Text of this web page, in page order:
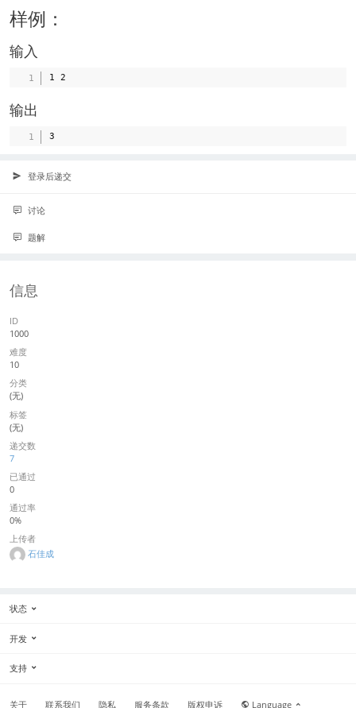
样例：
输入
输出
登录后递交
讨论
题解
信息
ID
1000
难度
10
分类
(无)
标签
(无)
递交数
7
已通过
0
通过率
0%
上传者
石佳成
状态
开发
支持
关于 联系我们 隐私 服务条款 版权申诉 Language